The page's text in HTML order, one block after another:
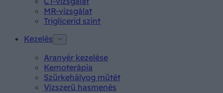
MR-vizsgálat
Triglicerid szint
Kezelés
Aranyér kezelése
Kemoterápia
Szürkehályog műtét
Vízszerű hasmenés